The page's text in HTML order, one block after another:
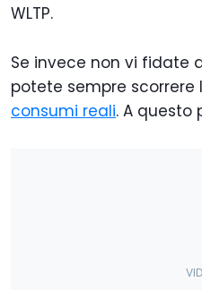
WLTP.
Se invece non vi fidate
potete sempre scorrere
consumi reali. A questo